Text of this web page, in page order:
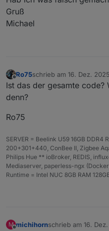
mal
ber
lSuf
fix
ing
'
cust
omL
str
ing
nu
ll
wPe
lea
ue
Gruß
Michael
Offline
Ro75schrieb am 16. Dez.
zuletzt editiert von Ro75
Ist das der gesamte code?
denn?
Ro75
SERVER = Beelink U59 16GB DDR4
200+301+440, ConBee II, Zigbee
Philips Hue ** ioBroker, REDIS,
Mediaserver, paperless-ngx
Runtime = Intel NUC 8GB RAM
M michihornschrieb am 16.
zuletzt editiert von